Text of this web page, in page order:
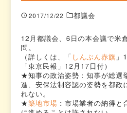
2017/12/22 都議会
12月都議会、6日の本会議で米
問。
（詳しくは、「 しんぶん赤旗 」
「東京民報」12月17日付）
★知事の政治姿勢：知事が総選
進、安保法制容認の姿勢を都政
れない。
★築地市場 ：市場業者の納得と